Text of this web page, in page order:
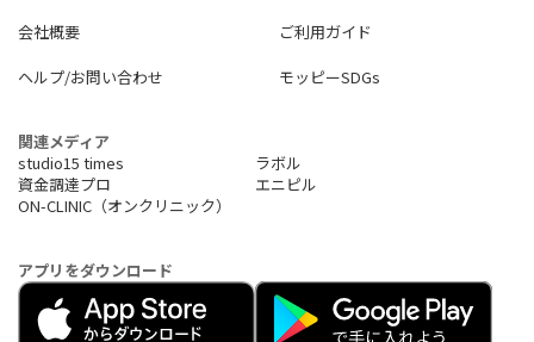
会社概要
ご利用ガイド
ヘルプ/お問い合わせ
モッピーSDGs
関連メディア
studio15 times
ラボル
資金調達プロ
エニピル
ON-CLINIC（オンクリニック）
アプリをダウンロード